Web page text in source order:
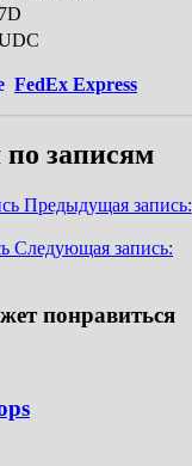
7D
FedEx Express
записям
Предыдущая запись:
Следующая запись:
понравиться